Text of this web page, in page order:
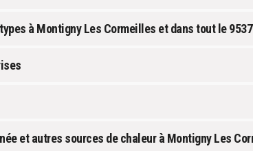
à Montigny Les Cormeilles et dans tout le
et autres sources de chaleur à Montigny Les